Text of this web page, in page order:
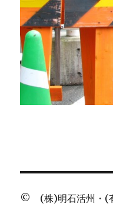
© (株)明石活州・(